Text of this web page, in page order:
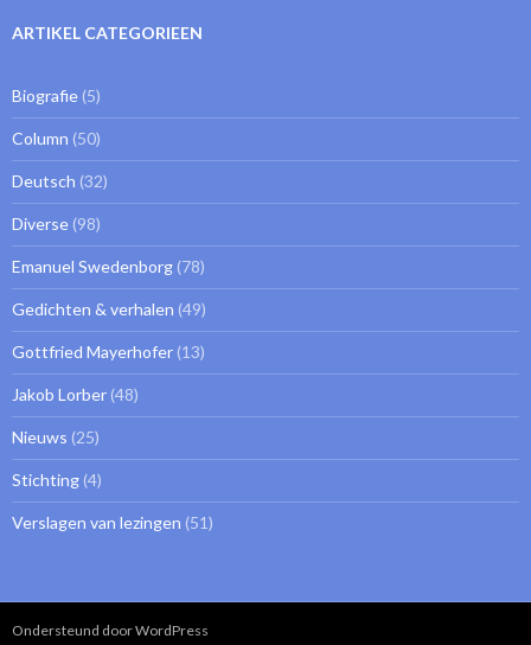
ARTIKEL CATEGORIEEN
Biografie (5)
Column (50)
Deutsch (32)
Diverse (98)
Emanuel Swedenborg (78)
Gedichten & verhalen (49)
Gottfried Mayerhofer (13)
Jakob Lorber (48)
Nieuws (25)
Stichting (4)
Verslagen van lezingen (51)
Ondersteund door WordPress